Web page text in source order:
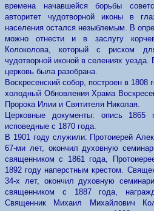
времена начавшейся борьбы
авторитет чудотворной иконы в
населения остался незыблемым. В
можно отнести и в заслугу
Колоколова, который с риском
чудотворной иконой в селениях
церковь была разобрана.
Воскресенский собор, построен в 1808
холодный Обновления Храма
Пророка Илии и Святителя Николая.
Церковные документы: опись 1865
исповедные с 1870 года.
В 1901 году служили: Протоиерей
67-ми лет, окончил духовную
священником с 1861 года,
1892 году наперстным крестом.
34-х лет, окончил духовную
священником с 1887 года,
Священник Михаил Михайлович